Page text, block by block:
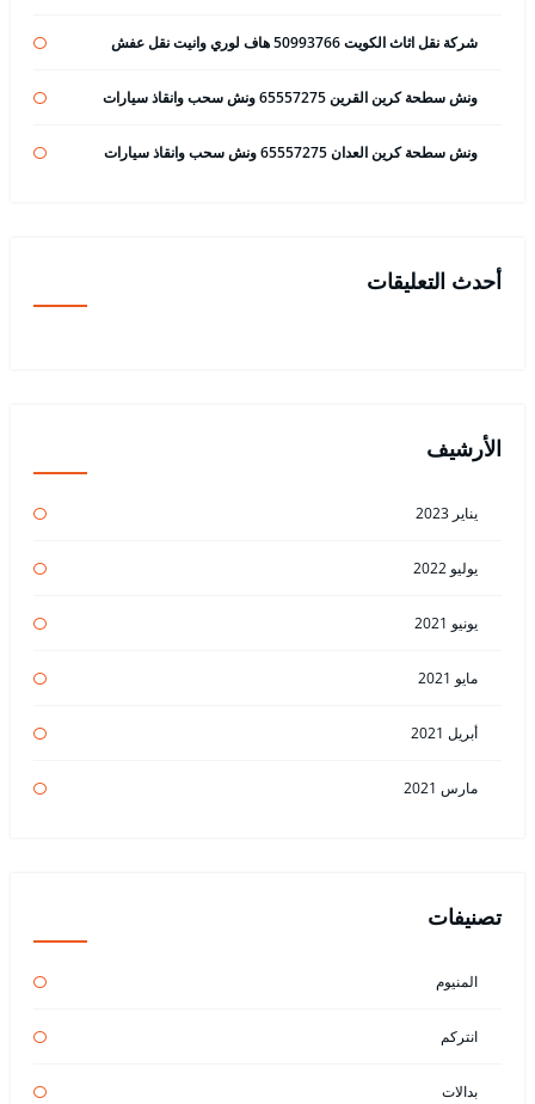
شركة نقل اثاث الكويت 50993766 هاف لوري وانيت نقل عفش
ونش سطحة كرين القرين 65557275 ونش سحب وانقاذ سيارات
ونش سطحة كرين العدان 65557275 ونش سحب وانقاذ سيارات
أحدث التعليقات
الأرشيف
يناير 2023
يوليو 2022
يونيو 2021
مايو 2021
أبريل 2021
مارس 2021
تصنيفات
المنيوم
انتركم
بدالات